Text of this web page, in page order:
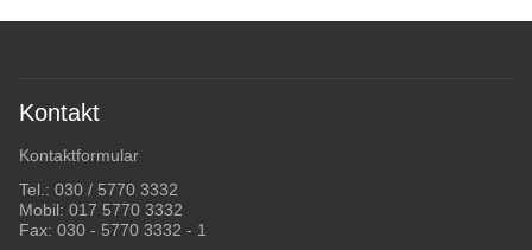
Kontakt
Kontaktformular
Tel.: 030 / 5770 3332
Mobil: 017 5770 3332
Fax: 030 - 5770 3332 - 1